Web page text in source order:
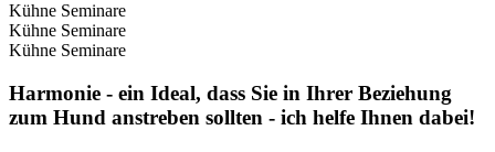
Kühne Seminare
Kühne Seminare
Kühne Seminare
Harmonie - ein Ideal, dass Sie in Ihrer Beziehung
zum Hund anstreben sollten - ich helfe Ihnen dabei!